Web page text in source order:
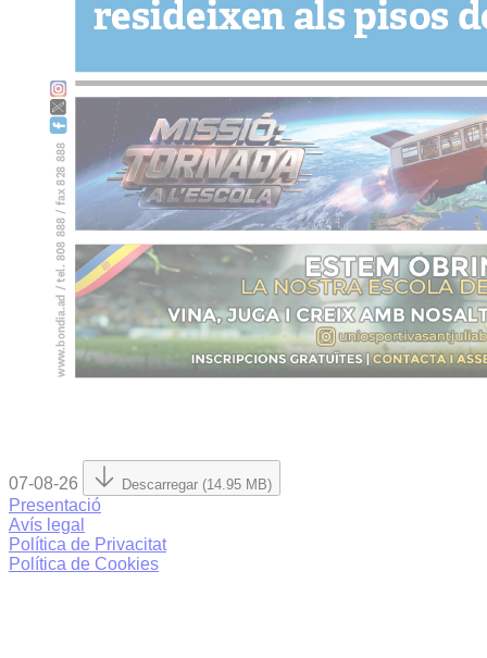
07-08-26 Descarregar (14.95 MB)
Presentació
Avís legal
Política de Privacitat
Política de Cookies